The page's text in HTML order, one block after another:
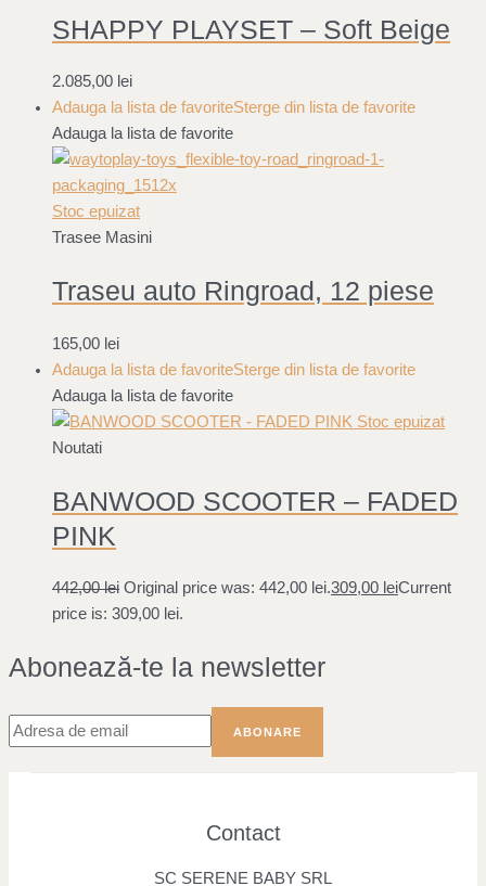
SHAPPY PLAYSET – Soft Beige
2.085,00 lei
Adauga la lista de favoriteSterge din lista de favorite
Adauga la lista de favorite
Stoc epuizat
Trasee Masini
Traseu auto Ringroad, 12 piese
165,00 lei
Adauga la lista de favoriteSterge din lista de favorite
Adauga la lista de favorite
Stoc epuizat
Noutati
BANWOOD SCOOTER – FADED
PINK
442,00lei Original price was: 442,00 lei.309,00 leiCurrent
price is: 309,00 lei.
Abonează-te la newsletter
Contact
SC SERENE BABY SRL